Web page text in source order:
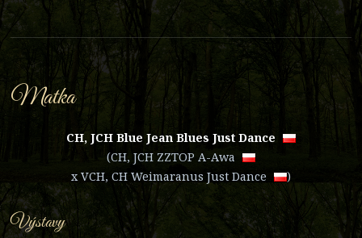
Matka
CH, JCH Blue Jean Blues Just Dance
(CH, JCH ZZTOP A-Awa
x VCH, CH Weimaranus Just Dance )
Výstavy